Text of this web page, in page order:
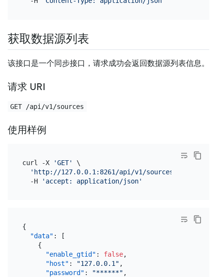
获取数据源列表
该接口是一个同步接口，请求成功会返回数据源列表信息。
请求 URI
GET /api/v1/sources
使用样例
curl -X 'GET'
\
'http://127.0.0.1:8261/api/v1/
  -H
'accept: application/json'
{
"data" :
[
{
"enable_gtid" : false,
"host" : "127.0.0.1" ,
"password" : "******" ,